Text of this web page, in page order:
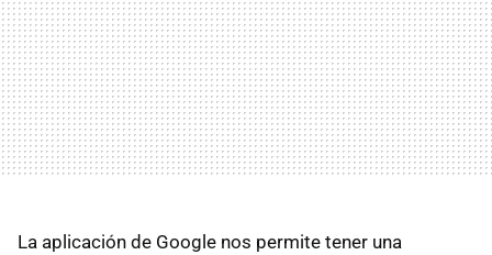
La aplicación de Google nos permite tener una